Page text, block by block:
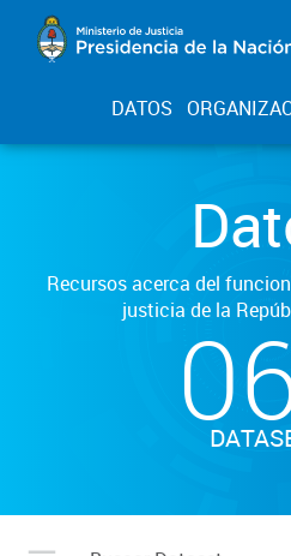
DATOS
Recursos acerca del
justicia de la